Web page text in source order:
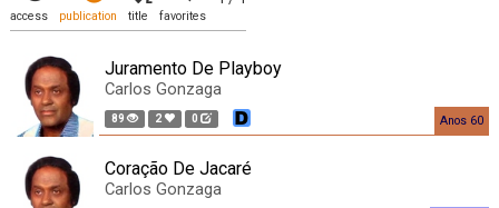
access publication title favorites
Juramento De Playboy
Carlos Gonzaga
89 2 0 Anos 60
Coração De Jacaré
Carlos Gonzaga